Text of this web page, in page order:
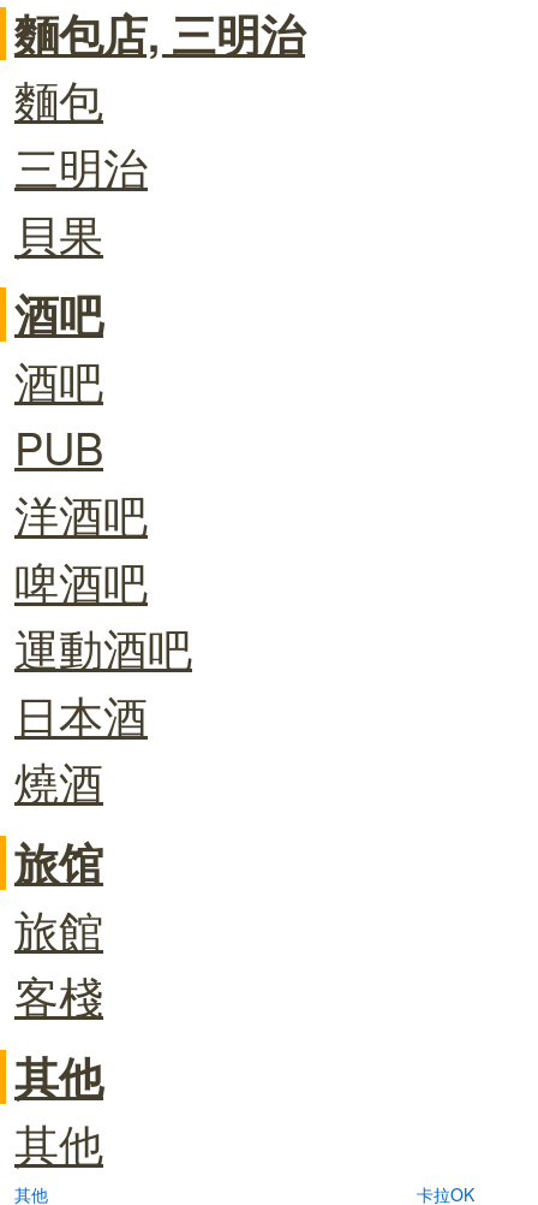
麵包店, 三明治
麵包
三明治
貝果
酒吧
酒吧
PUB
洋酒吧
啤酒吧
運動酒吧
日本酒
燒酒
旅馆
旅館
客棧
其他
其他
其他
卡拉OK